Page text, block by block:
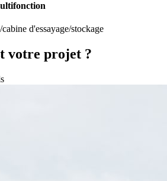
d'essayage/stockage
votre projet ?